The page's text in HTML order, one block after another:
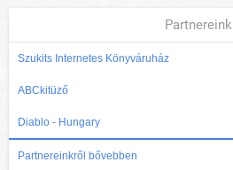
Partnereink
Szukits Internetes Könyváruház
ABCkitüző
Diablo - Hungary
Partnereinkről bővebben